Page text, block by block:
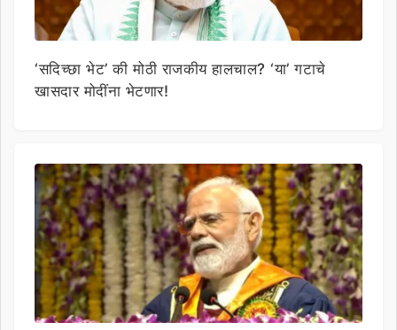
‘सदिच्छा भेट’ की मोठी राजकीय हालचाल? ‘या’ गटाचे
खासदार मोदींना भेटणार!